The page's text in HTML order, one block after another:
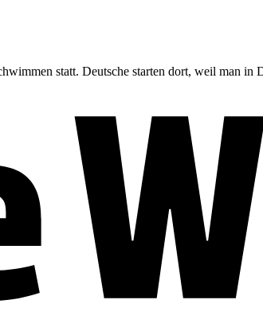
statt. Deutsche starten dort, weil man in